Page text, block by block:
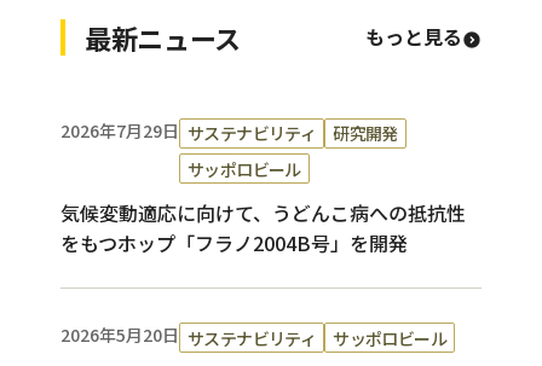
最新ニュース もっと見る
2026年7月29日 サステナビリティ
研究開発
サッポロビール
気候変動適応に向けて、うどんこ病への抵抗性
をもつホップ「フラノ2004B号」を開発
2026年5月20日 サステナビリティ サッポロビール